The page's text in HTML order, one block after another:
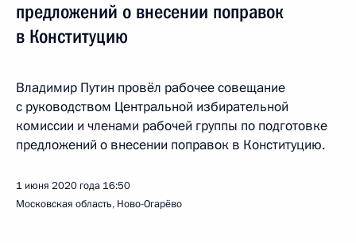
предложений о внесении поправок
в Конституцию
Владимир Путин провёл рабочее совещание
с руководством Центральной избирательной
комиссии и членами рабочей группы по подготовке
предложений о внесении поправок в Конституцию.
1 июня 2020 года 16:50
Московская область, Ново-Огарёво